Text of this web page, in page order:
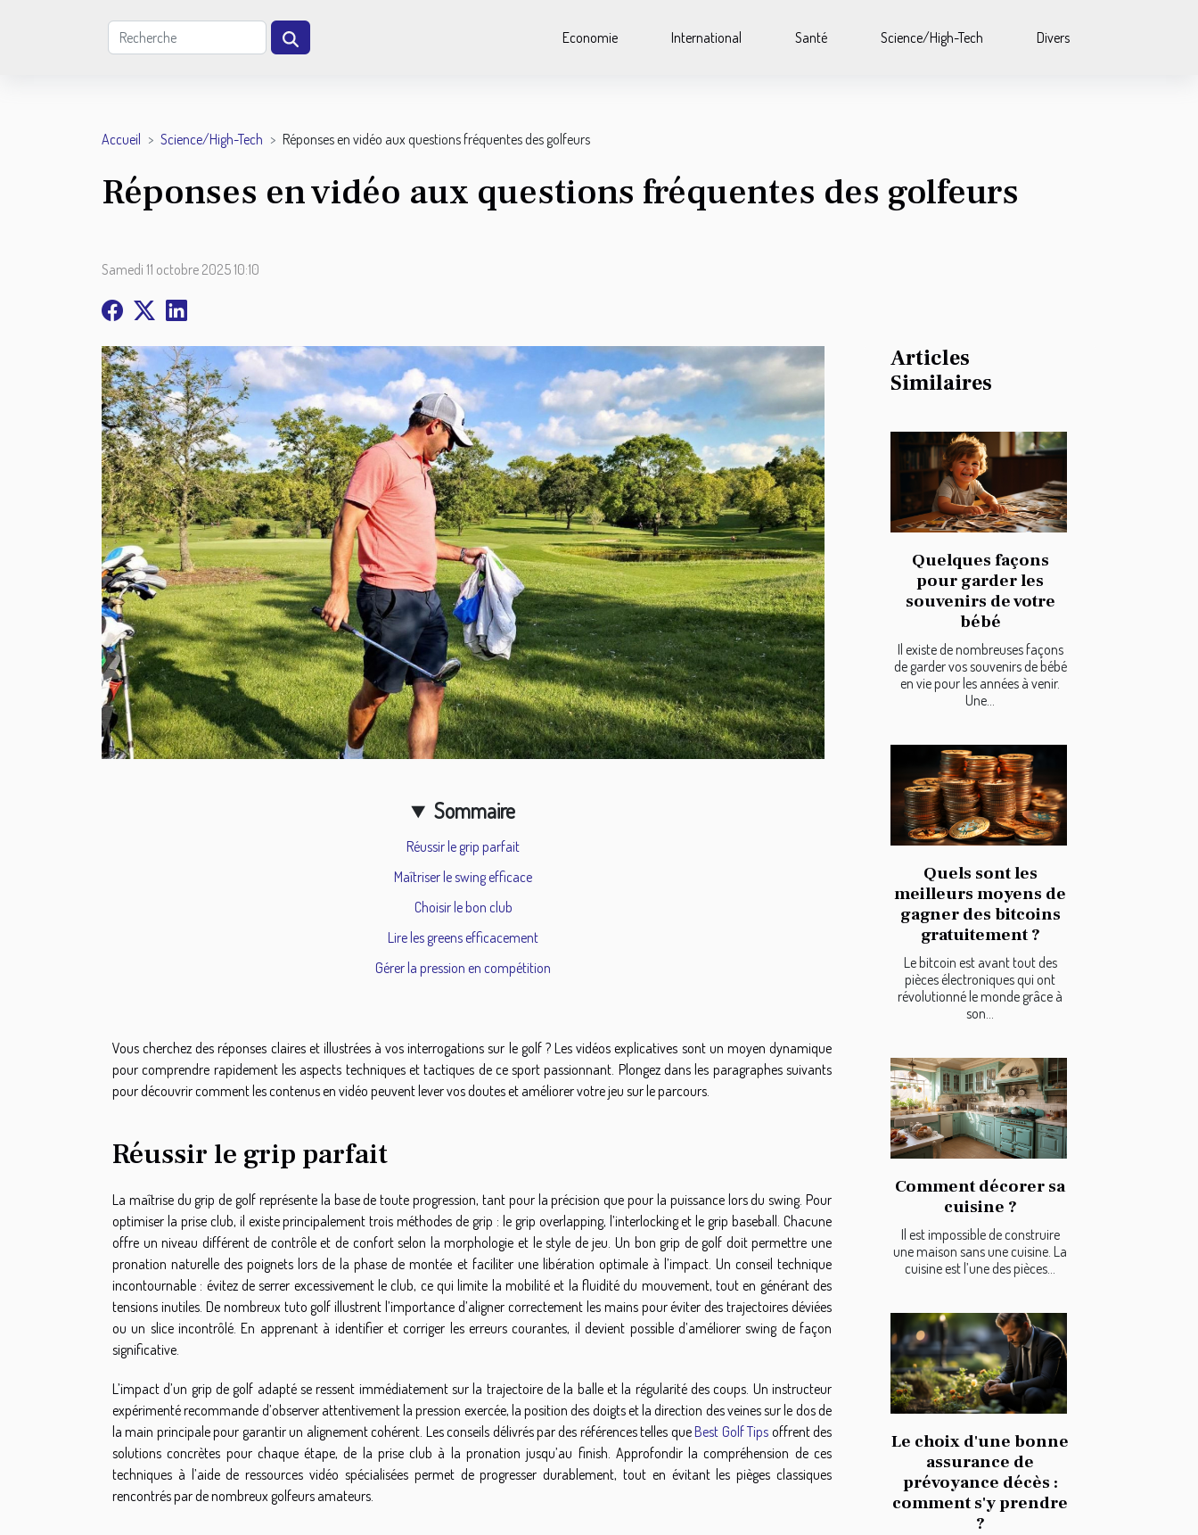
Economie International Santé Science/High-Tech Divers
Accueil Science/High-Tech Réponses en vidéo aux questions fréquentes des golfeurs
Réponses en vidéo aux questions fréquentes des golfeurs
Samedi 11 octobre 2025 10:10
Sommaire
Réussir le grip parfait
Maîtriser le swing efficace
Choisir le bon club
Lire les greens efficacement
Gérer la pression en compétition
Vous cherchez des réponses claires et illustrées à vos interrogations sur le golf ? Les vidéos explicatives sont un moyen dynamique
pour comprendre rapidement les aspects techniques et tactiques de ce sport passionnant. Plongez dans les paragraphes suivants
pour découvrir comment les contenus en vidéo peuvent lever vos doutes et améliorer votre jeu sur le parcours.
Réussir le grip parfait
La maîtrise du grip de golf représente la base de toute progression, tant pour la précision que pour la puissance lors du swing. Pour
optimiser la prise club, il existe principalement trois méthodes de grip : le grip overlapping, l’interlocking et le grip baseball. Chacune
offre un niveau différent de contrôle et de confort selon la morphologie et le style de jeu. Un bon grip de golf doit permettre une
pronation naturelle des poignets lors de la phase de montée et faciliter une libération optimale à l’impact. Un conseil technique
incontournable : évitez de serrer excessivement le club, ce qui limite la mobilité et la fluidité du mouvement, tout en générant des
tensions inutiles. De nombreux tuto golf illustrent l’importance d’aligner correctement les mains pour éviter des trajectoires déviées
ou un slice incontrôlé. En apprenant à identifier et corriger les erreurs courantes, il devient possible d’améliorer swing de façon
significative.
L’impact d’un grip de golf adapté se ressent immédiatement sur la trajectoire de la balle et la régularité des coups. Un instructeur
expérimenté recommande d’observer attentivement la pression exercée, la position des doigts et la direction des veines sur le dos de
la main principale pour garantir un alignement cohérent. Les conseils délivrés par des références telles queBest Golf Tips offrent des
solutions concrètes pour chaque étape, de la prise club à la pronation jusqu’au finish. Approfondir la compréhension de ces
techniques à l’aide de ressources vidéo spécialisées permet de progresser durablement, tout en évitant les pièges classiques
rencontrés par de nombreux golfeurs amateurs.
Articles
Similaires
Quelques façons
pour garder les
souvenirs de votre
bébé
Il existe de nombreuses façons
de garder vos souvenirs de bébé
en vie pour les années à venir.
Une...
Quels sont les
meilleurs moyens de
gagner des bitcoins
gratuitement ?
Le bitcoin est avant tout des
pièces électroniques qui ont
révolutionné le monde grâce à
son...
Comment décorer sa
cuisine ?
Il est impossible de construire
une maison sans une cuisine. La
cuisine est l’une des pièces...
Le choix d'une bonne
assurance de
prévoyance décès :
comment s'y prendre
?